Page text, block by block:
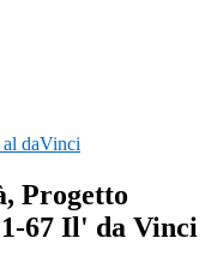
daVinci
Progetto
67 Il' da Vinci